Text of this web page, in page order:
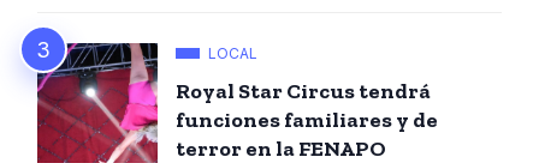
LOCAL
Royal Star Circus tendrá
funciones familiares y de
terror en la FENAPO